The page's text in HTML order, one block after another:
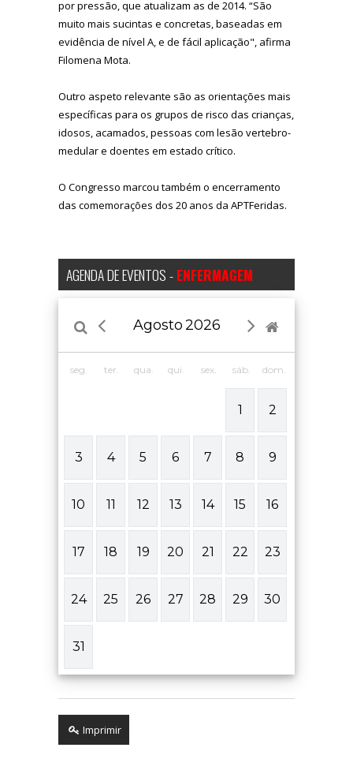
por pressão, que atualizam as de 2014. “São
muito mais sucintas e concretas, baseadas em
evidência de nível A, e de fácil aplicação", afirma
Filomena Mota.
Outro aspeto relevante são as orientações mais
específicas para os grupos de risco das crianças,
idosos, acamados, pessoas com lesão vertebro-
medular e doentes em estado crítico.
O Congresso marcou também o encerramento
das comemorações dos 20 anos da APTFeridas.
AGENDA DE EVENTOS -ENFERMAGEM
Agosto2026
seg. ter. qua. qui. sex. sáb. dom.
1 2
3 4 5 6 7 8 9
10 11 12 13 14 15 16
17 18 19 20 21 22 23
24 25 26 27 28 29 30
31
Imprimir